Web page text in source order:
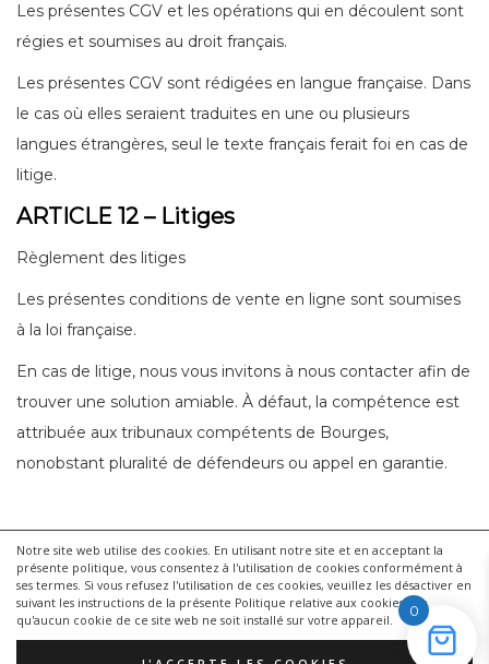
Notre site web utilise des cookies. En utilisant notre site et en acceptant la
présente politique, vous consentez à l'utilisation de cookies conformément à
ses termes. Si vous refusez l'utilisation de ces cookies, veuillez les désactiver en
suivant les instructions de la présente Politique relative aux cookies afin
qu'aucun cookie de ce site web ne soit installé sur votre appareil.
Les présentes CGV et les opérations qui en découlent sont
régies et soumises au droit français.
Les présentes CGV sont rédigées en langue française. Dans
le cas où elles seraient traduites en une ou plusieurs
langues étrangères, seul le texte français ferait foi en cas de
litige.
ARTICLE 12 – Litiges
Règlement des litiges
Les présentes conditions de vente en ligne sont soumises
à la loi française.
En cas de litige, nous vous invitons à nous contacter afin de
trouver une solution amiable. À défaut, la compétence est
attribuée aux tribunaux compétents de Bourges,
nonobstant pluralité de défendeurs ou appel en garantie.
0